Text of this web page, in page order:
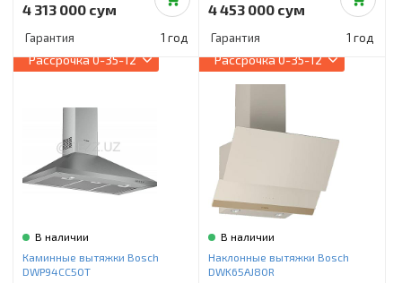
4 313 000 сум
Гарантия 1 год
4 453 000 сум
Гарантия 1 год
Рассрочка0-35-12
В наличии
Каминные вытяжки Bosch
DWP94CC50T
Рассрочка0-35-12
В наличии
Наклонные вытяжки Bosch
DWK65AJ80R